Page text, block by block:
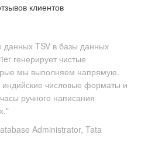
клиентов
TSV в базы данных
генерирует чистые
мы выполняем напрямую.
индийские числовые форматы и
ручного написания
Administrator, Tata